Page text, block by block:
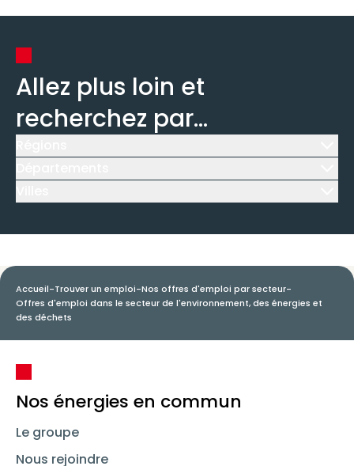
Allez plus loin et
recherchez par...
Accueil-Trouver un emploi-Nos offres d'emploi par secteur-
Offres d'emploi dans le secteur de l'environnement, des énergies et
des déchets
Nos énergies en commun
Le groupe
Nous rejoindre